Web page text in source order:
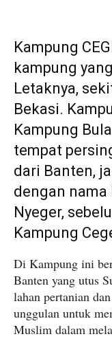
Kampung
kampung
Letaknya,
Bekasi.
Kampung
tempat
dari Banten,
dengan nama
Nyeger,
Kampung
Di Kampung ini
Banten yang utus
lahan pertanian
unggulan untuk
Muslim dalam